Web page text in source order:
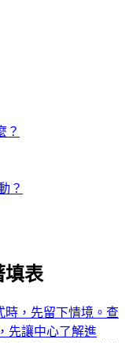
？
？
填表
，先留下情境。 查
先讓中心了解進